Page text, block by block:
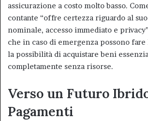
assicurazione a costo molto basso.
contante “offre certezza riguardo al
nominale, accesso immediato e
che in caso di emergenza possono
la possibilità di acquistare beni
completamente senza risorse.
Verso un Futuro
Pagamenti